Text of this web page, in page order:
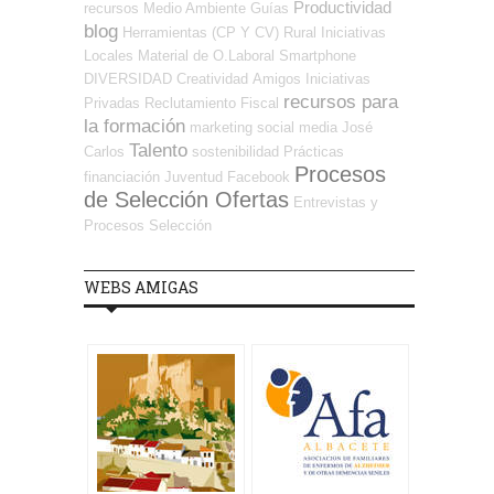
recursos Medio Ambiente Guías Productividad
blog Herramientas (CP Y CV) Rural
Iniciativas
Locales Material de O.Laboral Smartphone
DIVERSIDAD Creatividad Amigos
Iniciativas
Privadas Reclutamiento Fiscal recursos para
la formación marketing social media José
Carlos Talento sostenibilidad Prácticas
financiación Juventud Facebook Procesos
de Selección Ofertas Entrevistas y
Procesos Selección
WEBS AMIGAS